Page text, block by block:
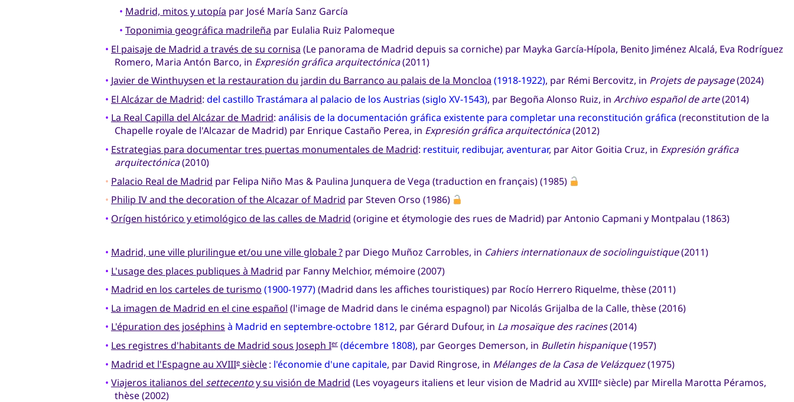
• Madrid, mitos y utopía par José María Sanz García
• Toponimia geográfica madrileña par Eulalia Ruiz Palomeque
• El paisaje de Madrid a través de su cornisa (Le panorama de Madrid depuis sa corniche) par Mayka García-Hípola, Benito Jiménez Alcalá, Eva Rodríguez
Romero, Maria Antón Barco, in Expresión gráfica arquitectónica(2011)
• Javier de Winthuysen et la restauration du jardin du Barranco au palais de la Moncloa (1918-1922), par Rémi Bercovitz, in Projets de paysage(2024)
• El Alcázar de Madrid: del castillo Trastámara al palacio de los Austrias (siglo XV-1543), par Begoña Alonso Ruiz, in Archivo español de arte(2014)
• La Real Capilla del Alcázar de Madrid: análisis de la documentación gráfica existente para completar una reconstitución gráfica (reconstitution de la
Chapelle royale de l'Alcazar de Madrid) par Enrique Castaño Perea, in Expresión gráfica arquitectónica(2012)
• Estrategias para documentar tres puertas monumentales de Madrid: restituir, redibujar, aventurar, par Aitor Goitia Cruz, in Expresión gráfica
arquitectónica(2010)
• Palacio Real de Madrid par Felipa Niño Mas & Paulina Junquera de Vega (traduction en français) (1985)
• Philip IV and the decoration of the Alcazar of Madrid par Steven Orso (1986)
• Orígen histórico y etimológico de las calles de Madrid (origine et étymologie des rues de Madrid) par Antonio Capmani y Montpalau (1863)
• Madrid, une ville plurilingue et/ou une ville globale ?par Diego Muñoz Carrobles, in Cahiers internationaux de sociolinguistique(2011)
• L'usage des places publiques à Madrid par Fanny Melchior, mémoire (2007)
• Madrid en los carteles de turismo (1900-1977)(Madrid dans les affiches touristiques) par Rocío Herrero Riquelme, thèse (2011)
• La imagen de Madrid en el cine español (l'image de Madrid dans le cinéma espagnol) par Nicolás Grijalba de la Calle, thèse (2016)
• L'épuration des joséphins à Madrid en septembre-octobre 1812, par Gérard Dufour, in La mosaïque des racines(2014)
• Les registres d'habitants de Madrid sous Joseph Ier (décembre 1808), par Georges Demerson, in Bulletin hispanique(1957)
• Madrid et l'Espagne au XVIIIesiècle: l'économie d'une capitale, par David Ringrose, in Mélanges de la Casa de Velázquez(1975)
• Viajeros italianos del settecentoy su visión de Madrid (Les voyageurs italiens et leur vision de Madrid au XVIIIesiècle) par Mirella Marotta Péramos,
thèse (2002)